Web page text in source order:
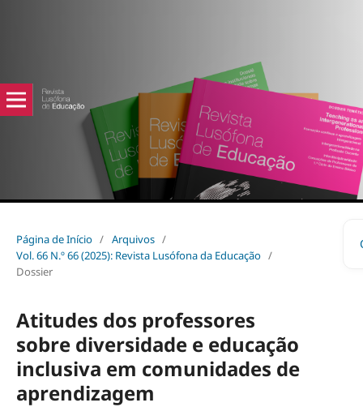
Página de Início / Arquivos /
Vol. 66 N.º 66 (2025): Revista Lusófona da Educação /
Dossier
Atitudes dos professores
sobre diversidade e educação
inclusiva em comunidades de
aprendizagem